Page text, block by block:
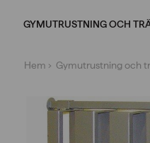
GYMUTRUSTNING OCH
Hem › Gymutrustning och